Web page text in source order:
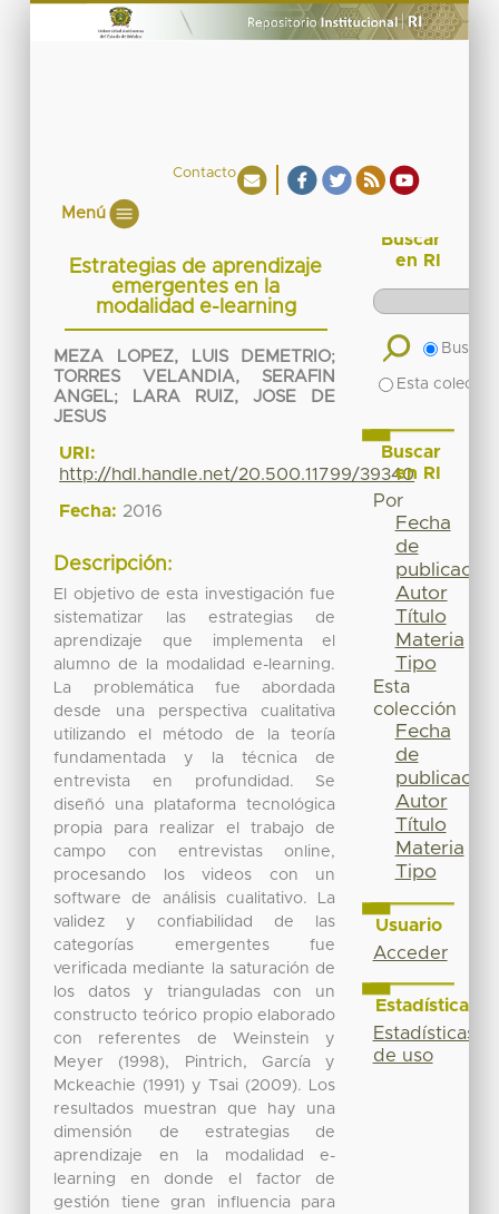
Contacto
Menú
Estrategias de aprendizaje
emergentes en la
modalidad e-learning
MEZA LOPEZ, LUIS DEMETRIO;
TORRES VELANDIA, SERAFIN
ANGEL;
LARA RUIZ, JOSE DE
JESUS
URI:
http://hdl.handle.net/20.500.11799/39340
Fecha: 2016
Descripción:
El objetivo de esta investigación fue
sistematizar las estrategias de
aprendizaje que implementa el
alumno de la modalidad e-learning.
La problemática fue abordada
desde una perspectiva cualitativa
utilizando el método de la teoría
fundamentada y la técnica de
entrevista en profundidad. Se
diseñó una plataforma tecnológica
propia para realizar el trabajo de
campo con entrevistas online,
procesando los videos con un
software de análisis cualitativo. La
validez y confiabilidad de las
categorías emergentes fue
verificada mediante la saturación de
los datos y trianguladas con un
constructo teórico propio elaborado
con referentes de Weinstein y
Meyer (1998), Pintrich, García y
Mckeachie (1991) y Tsai (2009). Los
resultados muestran que hay una
dimensión de estrategias de
aprendizaje en la modalidad e-
learning en donde el factor de
gestión tiene gran influencia para
Buscar
en RI
Buscar
Esta
Buscar
en RI
Por
Fecha
de
publicación
Autor
Título
Materia
Tipo
Esta
colección
Fecha
de
publicación
Autor
Título
Materia
Tipo
Usuario
Acceder
Estadísticas
Estadísticas
de uso